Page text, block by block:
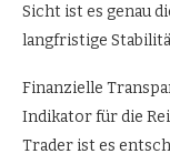
Sicht ist es genau
langfristige
Finanzielle
Indikator für die
Trader ist es